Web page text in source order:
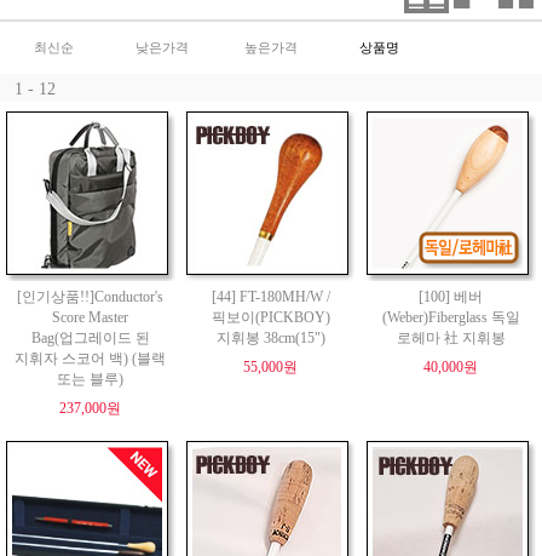
최신순 낮은가격 높은가격 상품명
1 - 12
[인기상품!!]Conductor's
Score Master
Bag(업그레이드 된
지휘자 스코어 백) (블랙
또는 블루)
237,000원
[44] FT-180MH/W /
픽보이(PICKBOY)
지휘봉 38cm(15")
55,000원
[100] 베버
(Weber)Fiberglass 독일
로헤마 社 지휘봉
40,000원